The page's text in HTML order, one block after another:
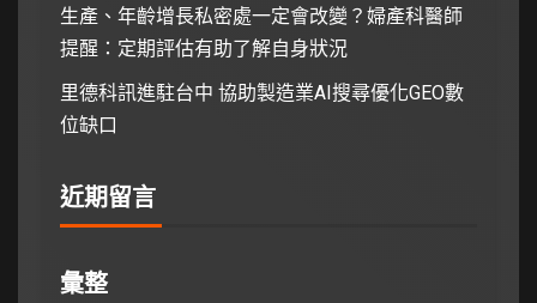
生產、年齡增長私密處一定會改變？婦產科醫師
提醒：定期評估有助了解自身狀況
里德科訊進駐台中 協助製造業AI搜尋優化GEO數
位缺口
近期留言
彙整